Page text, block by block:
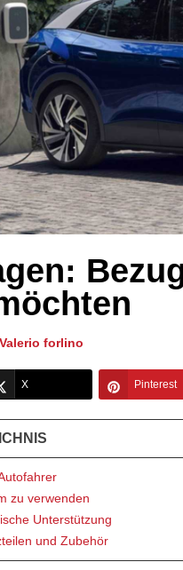
Valerio forlino
X Pinterest
zu verwenden
Unterstützung
und Zubehör